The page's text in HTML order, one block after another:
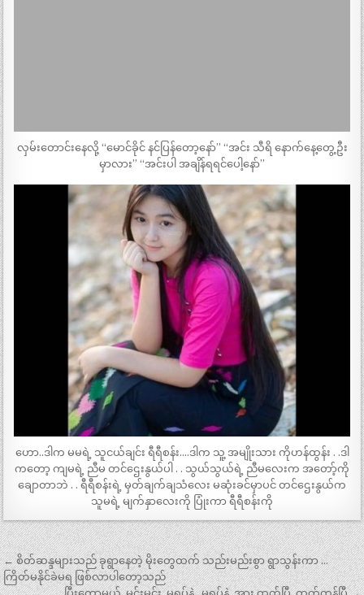
လှမ်းတောင်းနေလို့ “မောင်ခိုင် နင်ပြန်တော့နော်” “အင်း သီရိ နောက်နေ့တွေ့ဦး
မှာလား” “အင်းပါ အချိန်ရရင်ပေါ့နော်”
ဟော..ဒါက မမရဲ့ သူငယ်ချင်း ရီရီစန်း….ဒါက သူ့ အမျိုးသား ကိုဟန်ထွန်း . .ဒါ
ကတော့ ကျမရဲ့ ညီမ တင်ဌေးနွယ်ပါ . . သွယ်သွယ်ရဲ့ ညီမလေးက အတော့်ကို
ချောတာဘဲ . . ရီရီစန်းရဲ့ မှတ်ချက်ချသံလေး မဆုံးခင်မှာပင် တင်ဌေးနွယ်က
သူမရဲ့ မျက်နှာလေးကို ပြုံးကာ ရီရီစန်းကို
Post
navigation
← စိတ်ဆန္ဒများသည် ခုရွာနေတဲ့ မိုးတွေထက် သည်းမည်းစွာ ရွာသွန်းကာ …
ကြိတ်မနိုင်ခဲမရ ဖြစ်လာပါတော့သည်